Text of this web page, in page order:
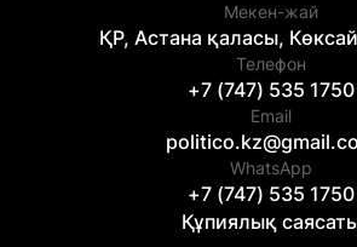
Мекен-жай
ҚР, Астана қаласы,
Телефон
+7 (747) 535 1750
Email
WhatsApp
+7 (747) 535 1750
Құпиялық